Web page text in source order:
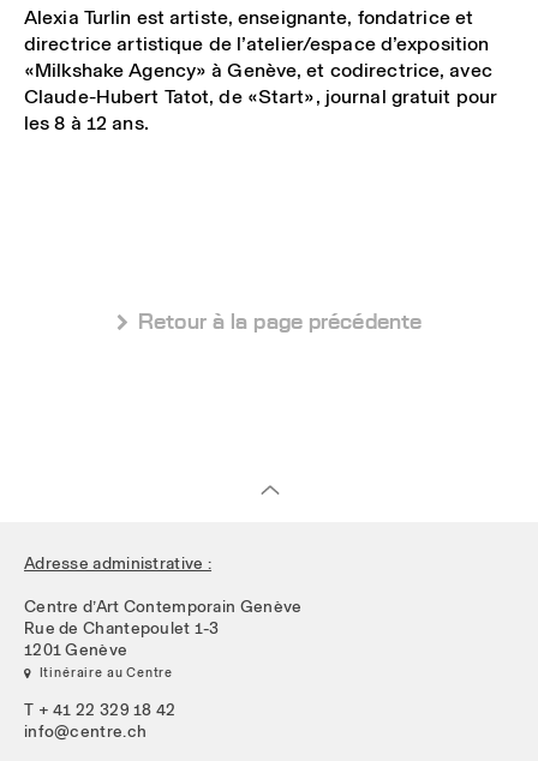
Alexia Turlin est artiste, enseignante, fondatrice et
directrice artistique de l’atelier/espace d’exposition
«Milkshake Agency» à Genève, et codirectrice, avec
Claude-Hubert Tatot, de «Start», journal gratuit pour
les 8 à 12 ans.
 Retour à la page précédente
Adresse administrative :
Centre d’Art Contemporain Genève
Rue de Chantepoulet 1-3
1201 Genève
 Itinéraire au Centre
T + 41 22 329 18 42
info@centre.ch